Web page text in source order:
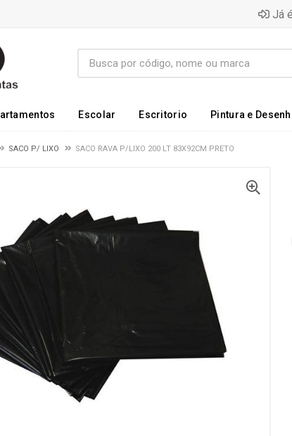
Já
Escolar Escritorio Pintura e
SACO P/ LIXO SACO RAVA P/LIXO 200 LT 83X92CM PRETO